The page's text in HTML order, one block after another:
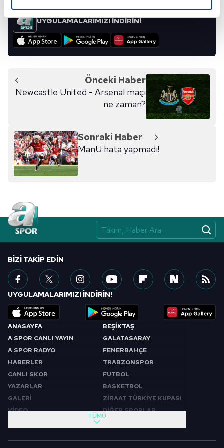
kalemimiz olduğunu sizlere hatırlatmak isteriz.
Her halükârda, kullanıcılar, bu çerezlere izin vermedikleri
Sizlere daha iyi bir hizmet sunabilmek için İnternet
Sitemizde kendimize ve üçüncü kişilere ait çerezler
kullanılmaktadır. Bu çerezler vasıtasıyla çeşitli kişisel
verileriniz işlenmekte olup gerekli olan çerezler bilgi
toplumu hizmetlerinin sunulması amacıyla
kullanılmaktadır. Diğer çerezler, sitemizin daha işlevsel
kılınması ve kişiselleştirilmesi ve sizlere yönelik
Çerezlere ilişkin tercihlerinizi aşağıda yer alan panel
vasıtasıyla belirleyebilirsiniz. Çerezlere ilişkin detaylı bilgi
için Ayarlar butonuna tıklayabilir,Çerez Bilgilendirme
Metnimizi
ziyaret edebilirsiniz.
6698 sayılı Kişisel Verilerin Korunması Kanunu uyarınca
hazırlanmış Aydınlatma Metnimizi okumak ve sitemizde
almak için lütfen
tıklayınız.
UYGULAMALARIMIZI İNDİRİN!
Önceki Haber
Newcastle United - Arsenal maçı
ne zaman?
Sonraki Haber
ManU hata yapmadı!
ANASAYFA
A SPOR CANLI YAYIN
A SPOR RADYO
HABERLER
CANLI SKOR
YAZARLAR
GALERİ
VİDEO
BEŞİKTAŞ
GALATASARAY
FENERBAHÇE
TRABZONSPOR
FUTBOL
BASKETBOL
ZİRAAT TÜRKİYE KUPASI
DİĞER SPORLAR
TÜMÜ
BIZI TAKIP EDIN
UYGULAMALARIMIZI İNDİRİN!